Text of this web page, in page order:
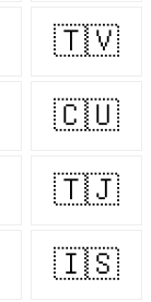
🇹🇻
🇨🇺
🇹🇯
🇮🇸